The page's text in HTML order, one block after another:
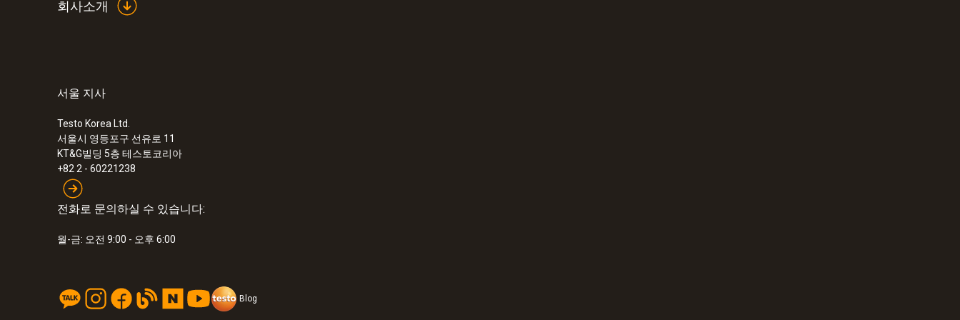
회사소개
서울 지사
Testo Korea Ltd.
서울시 영등포구 선유로 11
KT&G빌딩 5층 테스토코리아
+82 2 - 60221238
전화로 문의하실 수 있습니다:
월-금: 오전 9:00 - 오후 6:00
Blog